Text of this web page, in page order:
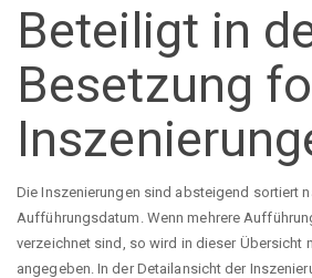
Beteiligt in
Besetzung
Die Inszenierungen sind absteigend sortiert
Aufführungsdatum. Wenn mehrere
verzeichnet sind, so wird in dieser Übersicht
angegeben. In der Detailansicht der